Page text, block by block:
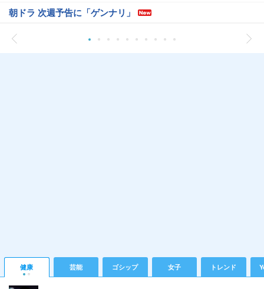
朝ドラ 次週予告に「ゲンナリ」
健康 芸能 ゴシップ 女子 トレンド